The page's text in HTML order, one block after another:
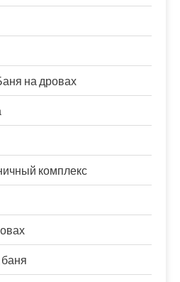
на дровах
комплекс